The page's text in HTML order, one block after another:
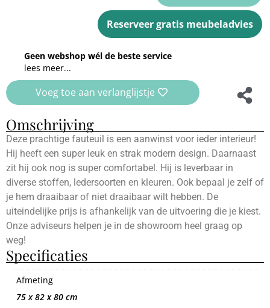
Reserveer gratis meubeladvies
Geen webshop wél de beste service
lees meer...
Voeg toe aan verlanglijstje
Omschrijving
Deze prachtige fauteuil is een aanwinst voor ieder interieur!
Hij heeft een super leuk en strak modern design. Daarnaast
zit hij ook nog is super comfortabel. Hij is leverbaar in
diverse stoffen, ledersoorten en kleuren. Ook bepaal je zelf of
je hem draaibaar of niet draaibaar wilt hebben. De
uiteindelijke prijs is afhankelijk van de uitvoering die je kiest.
Onze adviseurs helpen je in de showroom heel graag op
weg!
Specificaties
Afmeting
75 x 82 x 80 cm